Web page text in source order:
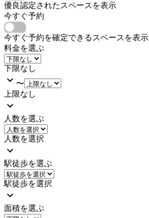
優良認定されたスペースを表示
今すぐ予約
今すぐ予約を確定できるスペースを表示
料金を選ぶ
下限なし
〜
上限なし
人数を選ぶ
人数を選択
駅徒歩を選ぶ
駅徒歩を選択
面積を選ぶ